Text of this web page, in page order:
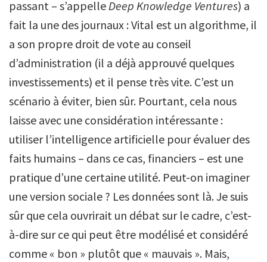
passant – s’appelleDeep Knowledge Ventures) a
fait la une des journaux : Vital est un algorithme, il
a son propre droit de vote au conseil
d’administration (il a déjà approuvé quelques
investissements) et il pense très vite. C’est un
scénario à éviter, bien sûr. Pourtant, cela nous
laisse avec une considération intéressante :
utiliser l’intelligence artificielle pour évaluer des
faits humains – dans ce cas, financiers – est une
pratique d’une certaine utilité. Peut-on imaginer
une version sociale ? Les données sont là. Je suis
sûr que cela ouvrirait un débat sur le cadre, c’est-
à-dire sur ce qui peut être modélisé et considéré
comme « bon » plutôt que « mauvais ». Mais,